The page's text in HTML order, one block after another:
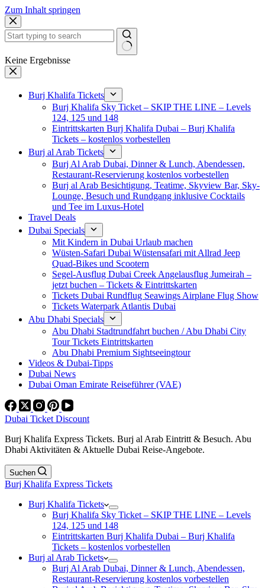
Zum Inhalt springen
Keine Ergebnisse
Burj Khalifa Tickets
Burj Khalifa Sky Ticket – SKIP THE LINE – Levels
124, 125 und 148
Eintrittskarten Burj Khalifa Dubai – Burj Khalifa
Tickets – kostenlos vorbestellen
Burj al Arab Tickets
Burj Al Arab Dubai, Dinner & Lunch, Abendessen,
Restaurant-Reservierung kostenlos vorbestellen
Burj al Arab Besichtigung, Teatime, Skyview Bar, Sky-
Lounge, Besuch und Rundgang inklusive Cocktails
und Tee im Luxus-Hotel
Travel Deals
Dubai Specials
Mit Kindern in Dubai Urlaub machen
Wüsten-Safari Dubai Wüstensafari mit Allrad Jeep
Quad-Bikes und Scootern
Segel-Ausflug Dubai Creek Angelausflug Jumeirah –
jetzt buchen – Tickets & Eintrittskarten
Tickets Dubai Rundflug Seawings Airplane Flug Show
Tickets Waterpark Atlantis Dubai
Abu Dhabi Specials
Abu Dhabi Stadtrundfahrt buchen / Abu Dhabi City
Tour Tickets Eintrittskarten
Abu Dhabi Premium Sightseeingtour
Videos & Dubai-Tipps
Dubai News
Dubai Oman Emirate Reiseführer (VAE)
Dubai Ticket Discount
Burj Khalifa Express Tickets. Burj al Arab Eintritt & Besuch. Abu
Dhabi Aktivitäten & Aktuelle Dubai Reise-Angebote.
Suchen
Burj Khalifa Express Tickets
Burj Khalifa Tickets
Burj Khalifa Sky Ticket – SKIP THE LINE – Levels
124, 125 und 148
Eintrittskarten Burj Khalifa Dubai – Burj Khalifa
Tickets – kostenlos vorbestellen
Burj al Arab Tickets
Burj Al Arab Dubai, Dinner & Lunch, Abendessen,
Restaurant-Reservierung kostenlos vorbestellen